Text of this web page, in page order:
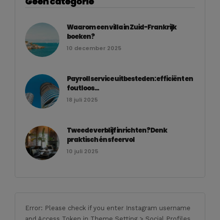
Waarom een villa in Zuid-Frankrijk
boeken?
10 december 2025
Payroll service uitbesteden: efficiënt en
foutloos...
18 juli 2025
Tweede verblijf inrichten? Denk
praktisch én sfeervol
10 juli 2025
Error: Please check if you enter Instagram username